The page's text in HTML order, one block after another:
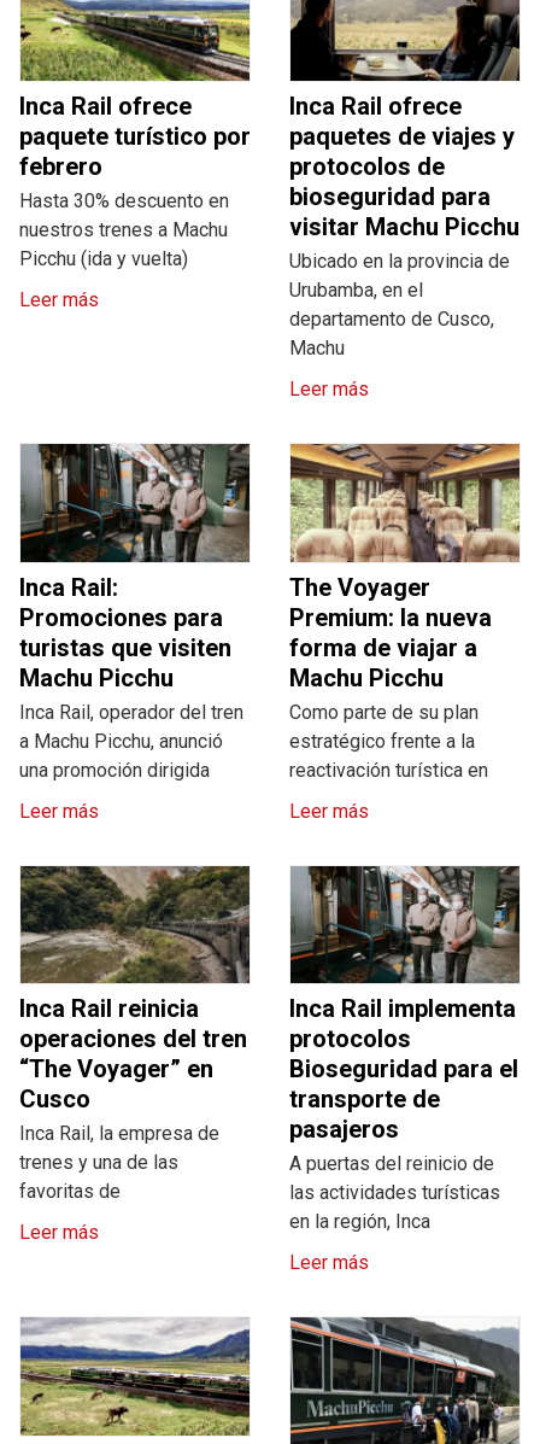
Inca Rail ofrece
paquete turístico por
febrero
Hasta 30% descuento en
nuestros trenes a Machu
Picchu (ida y vuelta)
Leer más
Inca Rail ofrece
paquetes de viajes y
protocolos de
bioseguridad para
visitar Machu Picchu
Ubicado en la provincia de
Urubamba, en el
departamento de Cusco,
Machu
Leer más
Inca Rail:
Promociones para
turistas que visiten
Machu Picchu
Inca Rail, operador del tren
a Machu Picchu, anunció
una promoción dirigida
Leer más
The Voyager
Premium: la nueva
forma de viajar a
Machu Picchu
Como parte de su plan
estratégico frente a la
reactivación turística en
Leer más
Inca Rail reinicia
operaciones del tren
“The Voyager” en
Cusco
Inca Rail, la empresa de
trenes y una de las
favoritas de
Leer más
Inca Rail implementa
protocolos
Bioseguridad para el
transporte de
pasajeros
A puertas del reinicio de
las actividades turísticas
en la región, Inca
Leer más